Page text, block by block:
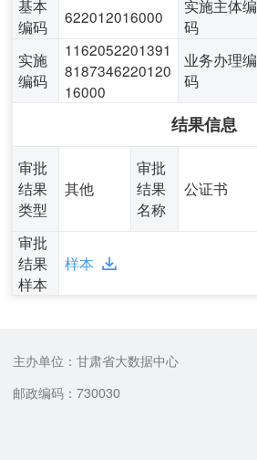
基本
编码
622012016000
实施主体编
码
实施
编码
1162052201391
8187346220120
16000
业务办理编
码
结果信息
审批
结果
类型
其他
审批
结果
名称
公证书
审批
结果
样本
样本
主办单位：甘肃省大数据中心
邮政编码：730030